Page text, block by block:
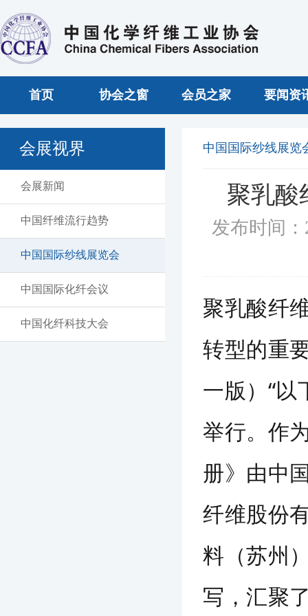
首页 协会之窗 会员之家 要闻资
会展视界
会展新闻
中国纤维流行趋势
中国国际纱线展览会
中国国际化纤会议
中国化纤科技大会
中国国际纱线展览
聚乳酸
发布时间
聚乳酸纤
转型的重
一版）“
举行。作
册》由中
纤维股份
料（苏州
写，汇聚